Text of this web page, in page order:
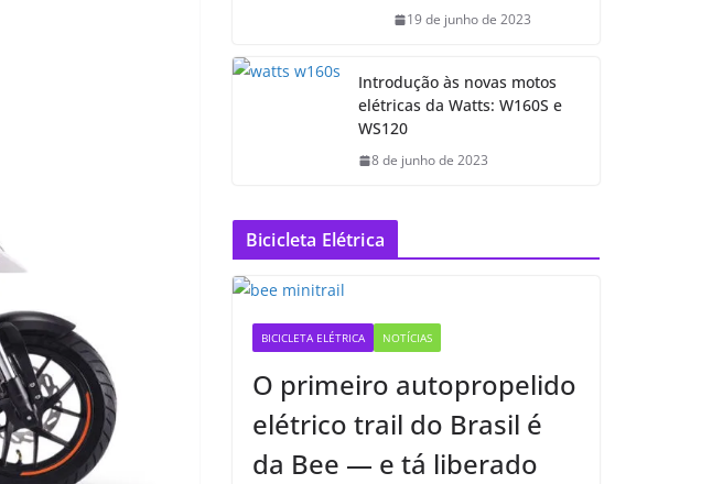
19 de junho de 2023
Introdução às novas motos
elétricas da Watts: W160S e
WS120
8 de junho de 2023
Bicicleta Elétrica
BICICLETA ELÉTRICA NOTÍCIAS
O primeiro autopropelido
elétrico trail do Brasil é
da Bee — e tá liberado